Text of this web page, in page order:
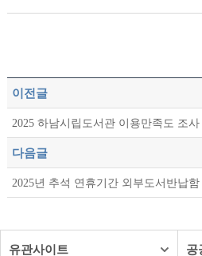
이전글
2025 하남시립도서관 이용만족도 조
다음글
2025년 추석 연휴기간 외부도서반납
유관사이트 공